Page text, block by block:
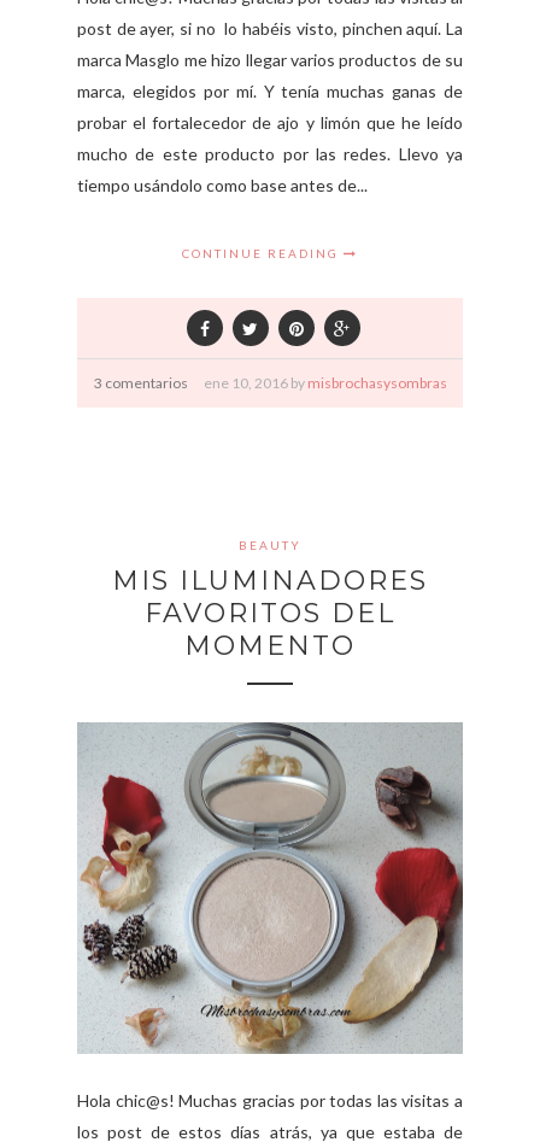
post de ayer, si no lo habéis visto, pinchen aquí. La
marca Masglo me hizo llegar varios productos de su
marca, elegidos por mí. Y tenía muchas ganas de
probar el fortalecedor de ajo y limón que he leído
mucho de este producto por las redes. Llevo ya
tiempo usándolo como base antes de...
CONTINUE READING
3 comentarios ene 10, 2016 by misbrochasysombras
BEAUTY
MIS ILUMINADORES
FAVORITOS DEL
MOMENTO
Hola chic@s! Muchas gracias por todas las visitas a
los post de estos días atrás, ya que estaba de